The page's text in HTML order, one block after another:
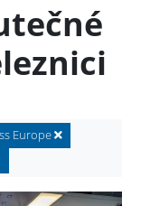
Europe